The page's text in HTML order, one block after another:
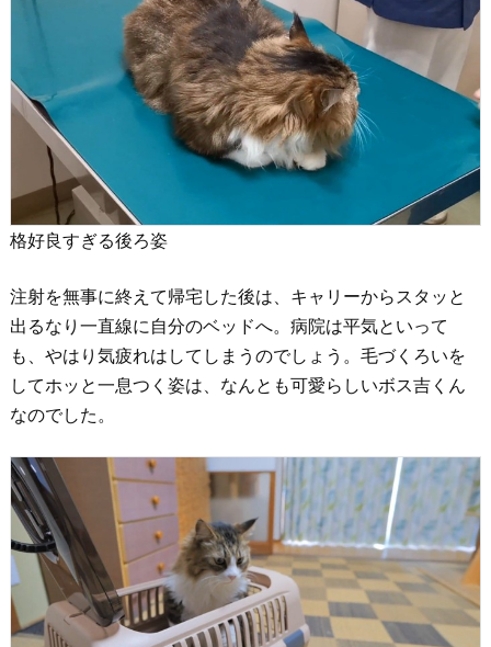
格好良すぎる後ろ姿
注射を無事に終えて帰宅した後は、キャリーからスタッと
出るなり一直線に自分のベッドへ。病院は平気といって
も、やはり気疲れはしてしまうのでしょう。毛づくろいを
してホッと一息つく姿は、なんとも可愛らしいボス吉くん
なのでした。